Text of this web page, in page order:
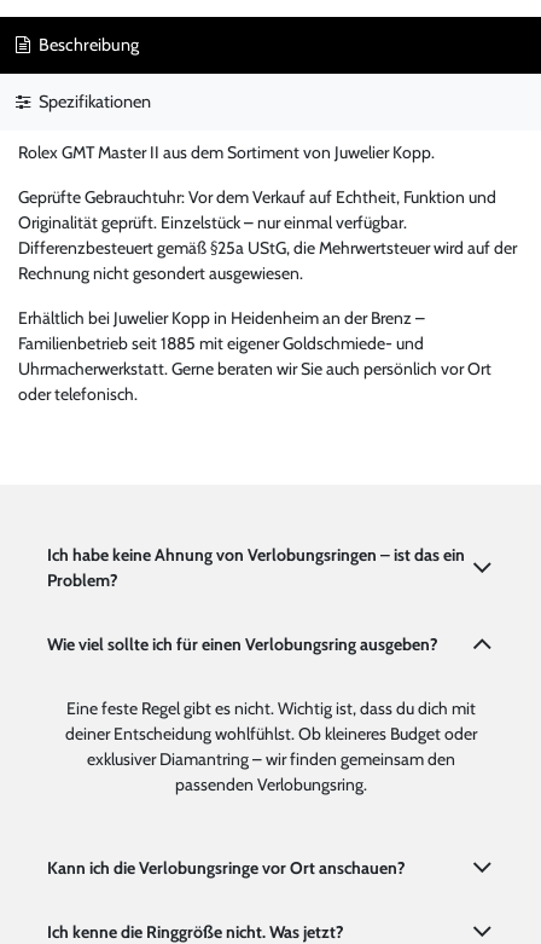
Beschreibung
Spezifikationen
Rolex GMT Master II aus dem Sortiment von Juwelier Kopp.
Geprüfte Gebrauchtuhr: Vor dem Verkauf auf Echtheit, Funktion und
Originalität geprüft. Einzelstück – nur einmal verfügbar.
Differenzbesteuert gemäß §25a UStG, die Mehrwertsteuer wird auf der
Rechnung nicht gesondert ausgewiesen.
Erhältlich bei Juwelier Kopp in Heidenheim an der Brenz –
Familienbetrieb seit 1885 mit eigener Goldschmiede- und
Uhrmacherwerkstatt. Gerne beraten wir Sie auch persönlich vor Ort
oder telefonisch.
Ich habe keine Ahnung von Verlobungsringen – ist das ein
Problem?
Wie viel sollte ich für einen Verlobungsring ausgeben?
Eine feste Regel gibt es nicht. Wichtig ist, dass du dich mit
deiner Entscheidung wohlfühlst. Ob kleineres Budget oder
exklusiver Diamantring – wir finden gemeinsam den
passenden Verlobungsring.
Kann ich die Verlobungsringe vor Ort anschauen?
Ich kenne die Ringgröße nicht. Was jetzt?